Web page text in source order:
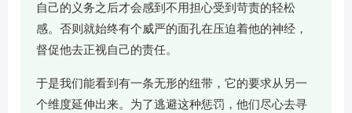
自己的义务之后才会感到不用担心受到苛责的轻松
感。否则就始终有个威严的面孔在压迫着他的神经，
督促他去正视自己的责任。
于是我们能看到有一条无形的纽带，它的要求从另一
个维度延伸出来。为了逃避这种惩罚，他们尽心去寻